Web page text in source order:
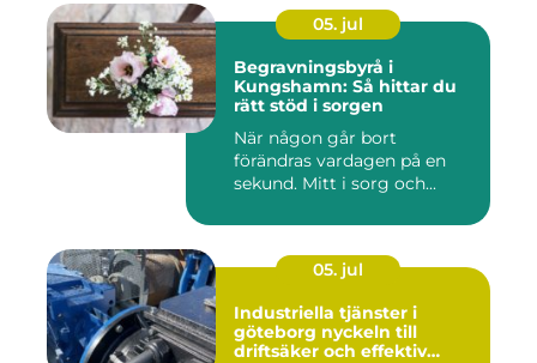
05. jul
Begravningsbyrå i
Kungshamn: Så hittar du
rätt stöd i sorgen
När någon går bort
förändras vardagen på en
sekund. Mitt i sorg och...
05. jul
Industriella tjänster i
göteborg nyckeln till
driftsäker och effektiv